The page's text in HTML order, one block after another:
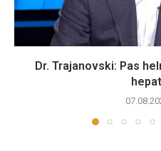
Dr. Trajanovski: Pas